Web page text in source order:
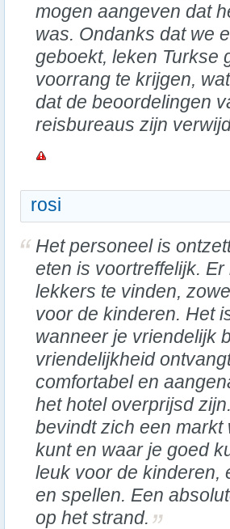
mogen aangeven dat
was. Ondanks dat we
geboekt, leken Turkse
voorrang te krijgen,
dat de beoordelingen
reisbureaus zijn
rosi
Het personeel is
eten is voortreffelijk.
lekkers te vinden,
voor de kinderen. Het
wanneer je vriendelijk
vriendelijkheid
comfortabel en
het hotel overprijsd
bevindt zich een
kunt en waar je goed
leuk voor de kinderen,
en spellen. Een
op het strand.